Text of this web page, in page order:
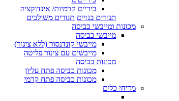
כיריים קרמיות/ אינדוקציה
תנורים בנויים תנורים משולבים
מכונות ומייבשי כביסה
מייבשי כביסה
מייבשי קונדנסור (ללא צינור)
מייבשים עם צינור פליטה
מכונות כביסה
מכונות כביסה פתח עליון
מכונות כביסה פתח קדמי
מדיחי כלים